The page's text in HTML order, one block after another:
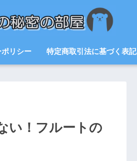
リシー 特定商取引法に基づく表記
い！フルートの